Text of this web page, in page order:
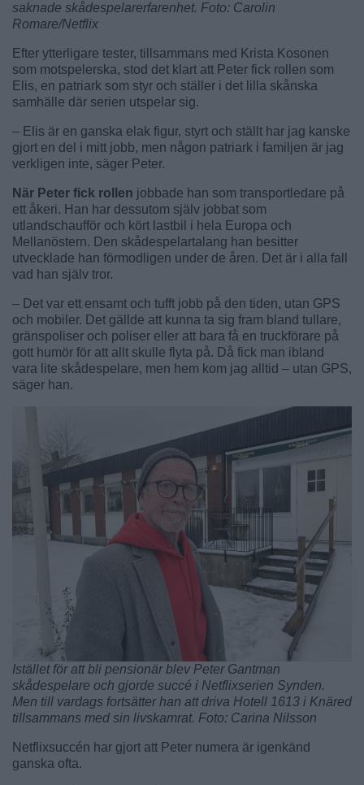
saknade skådespelarerfarenhet. Foto: Carolin
Romare/Netflix
Efter ytterligare tester, tillsammans med Krista Kosonen
som motspelerska, stod det klart att Peter fick rollen som
Elis, en patriark som styr och ställer i det lilla skånska
samhälle där serien utspelar sig.
– Elis är en ganska elak figur, styrt och ställt har jag kanske
gjort en del i mitt jobb, men någon patriark i familjen är jag
verkligen inte, säger Peter.
När Peter fick rollen jobbade han som transportledare på
ett åkeri. Han har dessutom själv jobbat som
utlandschaufför och kört lastbil i hela Europa och
Mellanöstern. Den skådespelartalang han besitter
utvecklade han förmodligen under de åren. Det är i alla fall
vad han själv tror.
– Det var ett ensamt och tufft jobb på den tiden, utan GPS
och mobiler. Det gällde att kunna ta sig fram bland tullare,
gränspoliser och poliser eller att bara få en truckförare på
gott humör för att allt skulle flyta på. Då fick man ibland
vara lite skådespelare, men hem kom jag alltid – utan GPS,
säger han.
Istället för att bli pensionär blev Peter Gantman
skådespelare och gjorde succé i Netflixserien Synden.
Men till vardags fortsätter han att driva Hotell 1613 i Knäred
tillsammans med sin livskamrat. Foto: Carina Nilsson
Netflixsuccén har gjort att Peter numera är igenkänd
ganska ofta.